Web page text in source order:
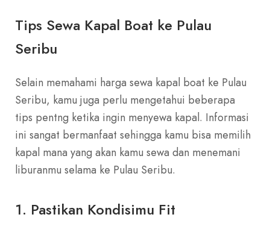
Tips Sewa Kapal Boat ke Pulau
Seribu
Selain memahami harga sewa kapal boat ke Pulau
Seribu, kamu juga perlu mengetahui beberapa
tips pentng ketika ingin menyewa kapal. Informasi
ini sangat bermanfaat sehingga kamu bisa memilih
kapal mana yang akan kamu sewa dan menemani
liburanmu selama ke Pulau Seribu.
1. Pastikan Kondisimu Fit